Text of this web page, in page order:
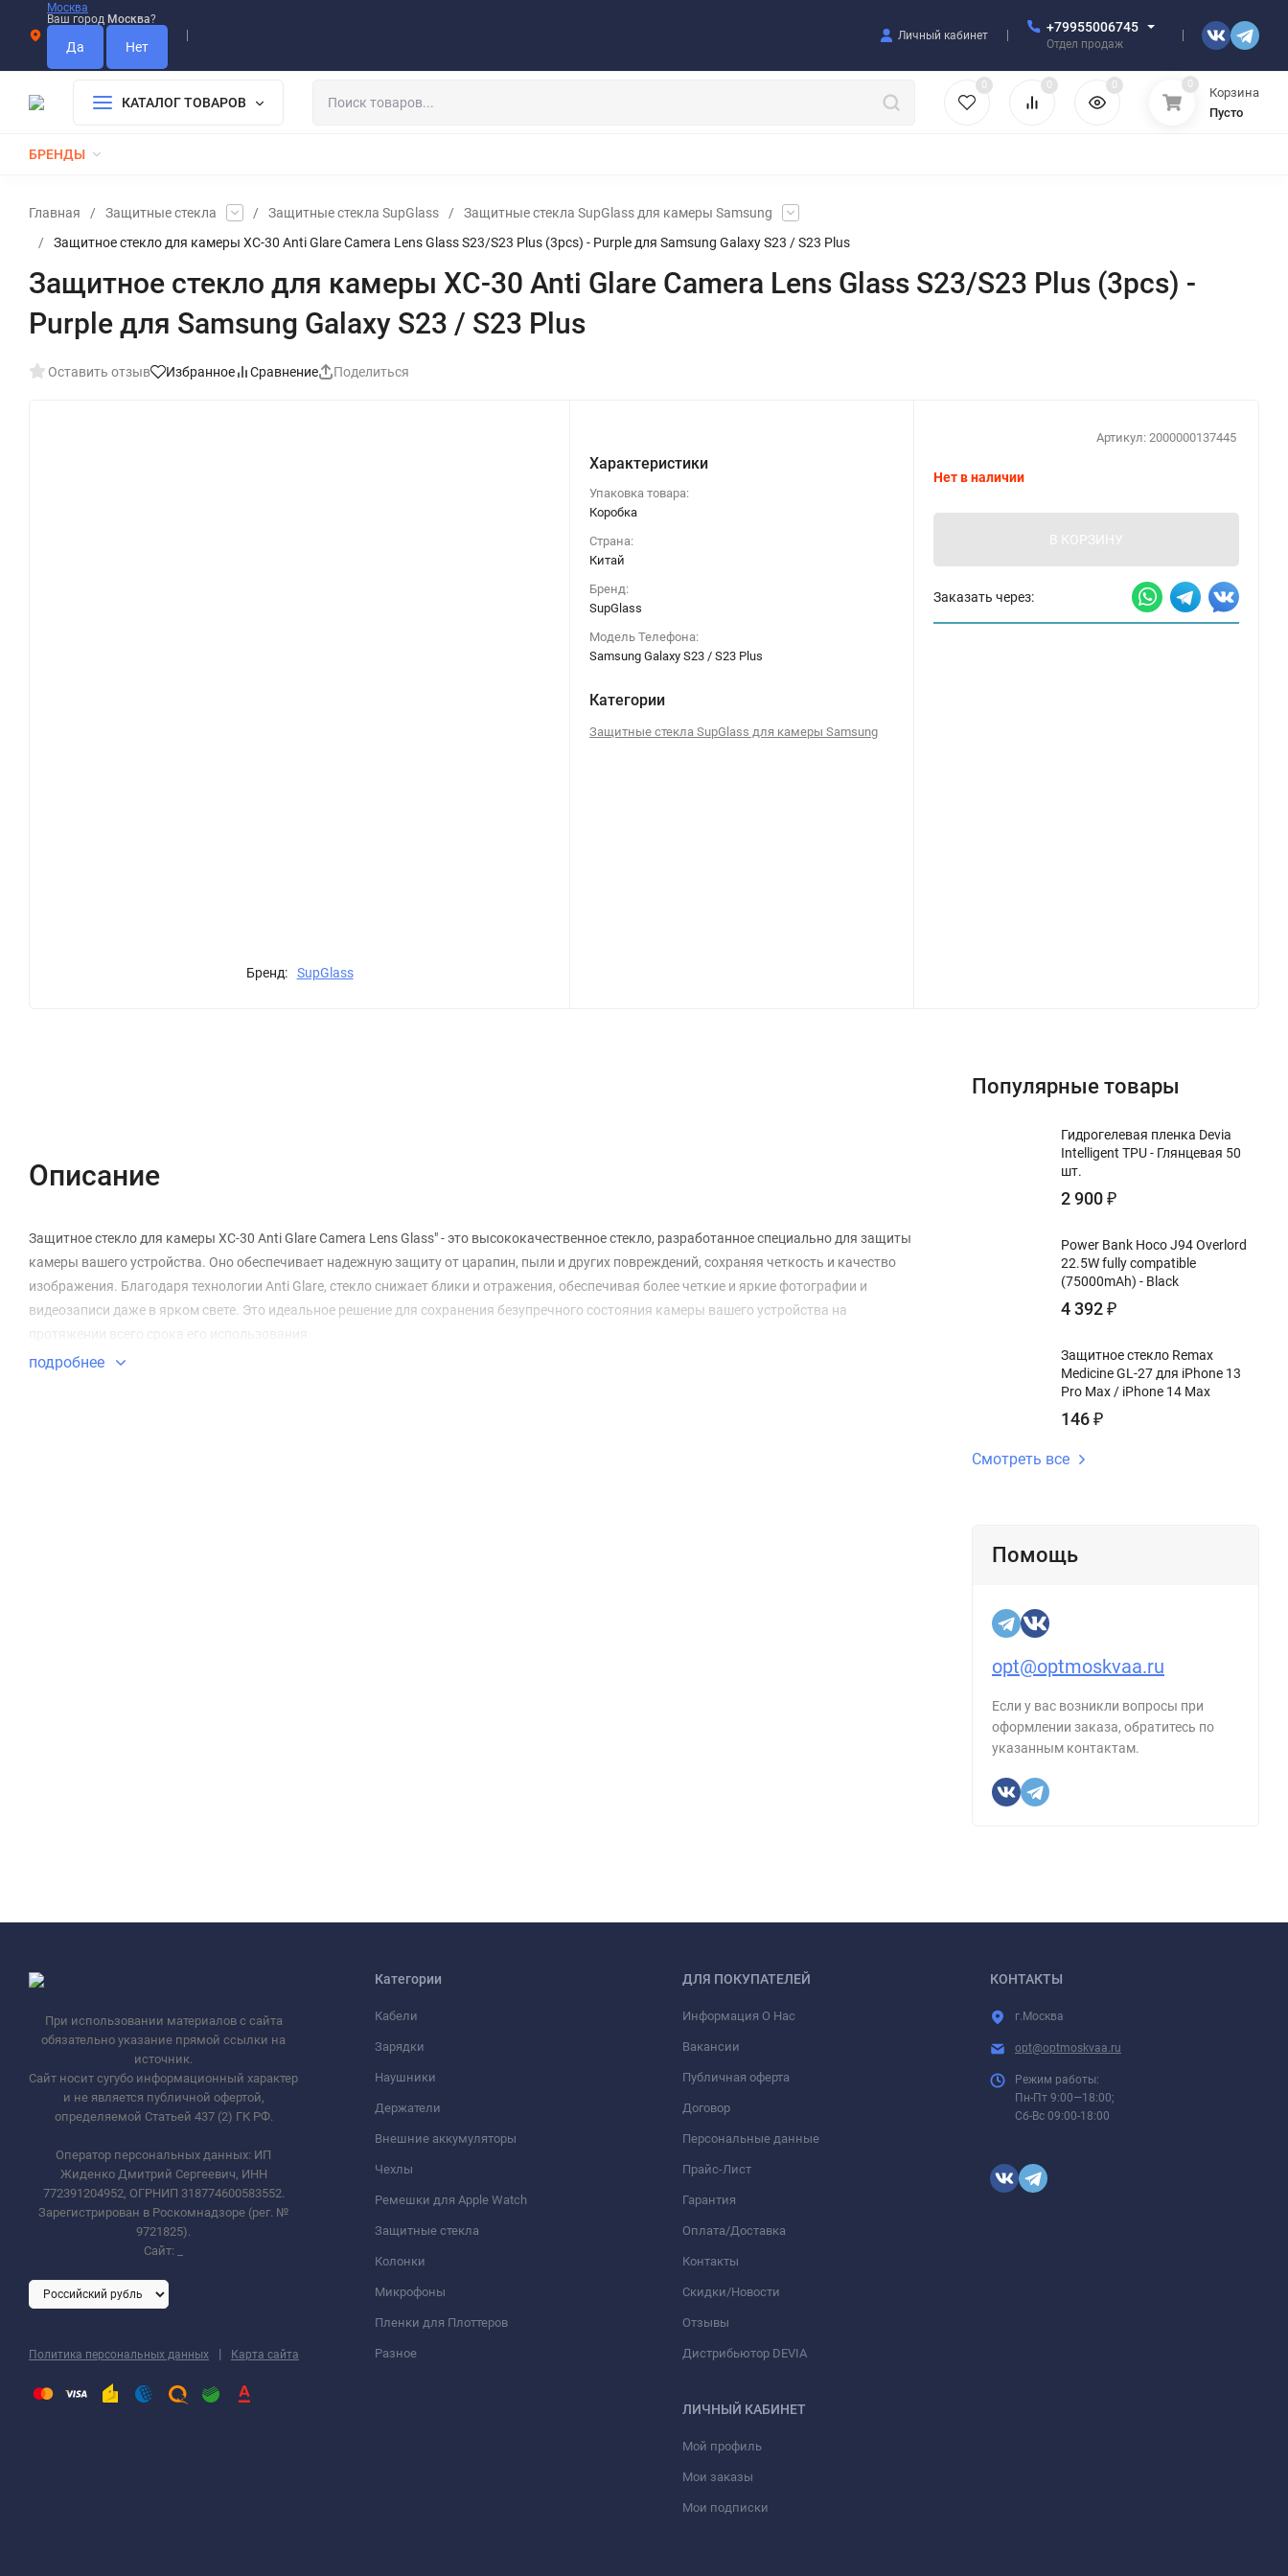
Москва
Ваш город Москва?
Личный кабинет
+79955006745
Отдел продаж
КАТАЛОГ ТОВАРОВ
0 0 0 0
Корзина
Пусто
БРЕНДЫ
Главная / Защитные стекла / Защитные стекла SupGlass /
Защитные стекла SupGlass для камеры Samsung
/
Защитное стекло для камеры XC-30 Anti Glare Camera Lens Glass S23/S23 Plus (3pcs) - Purple для Samsung Galaxy S23 / S23 Plus
Защитное стекло для камеры XC-30 Anti Glare Camera Lens Glass S23/S23 Plus (3pcs) -
Purple для Samsung Galaxy S23 / S23 Plus
Оставить отзыв Избранное Сравнение Поделиться
Бренд: SupGlass
Характеристики
Упаковка товара:
Коробка
Страна:
Китай
Бренд:
SupGlass
Модель Телефона:
Samsung Galaxy S23 / S23 Plus
Категории
Защитные стекла SupGlass для камеры Samsung
Артикул: 2000000137445
Нет в наличии
В КОРЗИНУ
Заказать через:
Описание
Защитное стекло для камеры XC-30 Anti Glare Camera Lens Glass" - это высококачественное стекло, разработанное специально для защиты
камеры вашего устройства. Оно обеспечивает надежную защиту от царапин, пыли и других повреждений, сохраняя четкость и качество
изображения. Благодаря технологии Anti Glare, стекло снижает блики и отражения, обеспечивая более четкие и яркие фотографии и
видеозаписи даже в ярком свете. Это идеальное решение для сохранения безупречного состояния камеры вашего устройства на
протяжении всего срока его использования
подробнее
Популярные товары
Гидрогелевая пленка Devia
Intelligent TPU - Глянцевая 50
шт.
2 900₽
Power Bank Hoco J94 Overlord
22.5W fully compatible
(75000mAh) - Black
4 392₽
Защитное стекло Remax
Medicine GL-27 для iPhone 13
Pro Max / iPhone 14 Max
146₽
Смотреть все
Помощь
opt@optmoskvaa.ru
Если у вас возникли вопросы при
оформлении заказа, обратитесь по
указанным контактам.
При использовании материалов с сайта
обязательно указание прямой ссылки на
источник.
Сайт носит сугубо информационный характер
и не является публичной офертой,
определяемой Статьей 437 (2) ГК РФ.
Оператор персональных данных: ИП
Жиденко Дмитрий Сергеевич, ИНН
772391204952, ОГРНИП 318774600583552.
Зарегистрирован в Роскомнадзоре (рег. №
9721825).
Сайт:
Политика персональных данных | Карта сайта
Категории
Кабели
Зарядки
Наушники
Держатели
Внешние аккумуляторы
Чехлы
Ремешки для Apple Watch
Защитные стекла
Колонки
Микрофоны
Пленки для Плоттеров
Разное
ДЛЯ ПОКУПАТЕЛЕЙ
Информация О Нас
Вакансии
Публичная оферта
Договор
Персональные данные
Прайс-Лист
Гарантия
Оплата/Доставка
Контакты
Скидки/Новости
Отзывы
Дистрибьютор DEVIA
ЛИЧНЫЙ КАБИНЕТ
Мой профиль
Мои заказы
Мои подписки
КОНТАКТЫ
г.Москва
opt@optmoskvaa.ru
Режим работы:
Пн-Пт 9:00—18:00;
Сб-Вс 09:00-18:00